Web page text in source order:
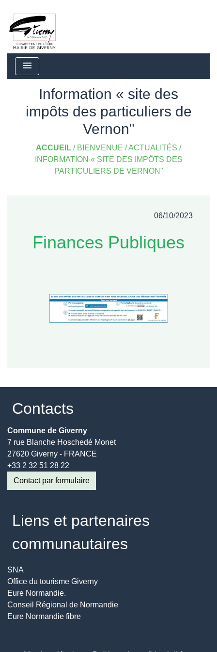
menu
Information « site des
impôts des particuliers de
Vernon"
ACCUEIL / BIENVENUE /ACTUALITÉS /
INFORMATION « SITE DES IMPÔTS DES
PARTICULIERS DE VERNON"
06/10/2023
Finances Publiques
Contacts
Commune de Giverny
7 rue Blanche Hoschedé Monet
27620 Giverny - FRANCE
+33 2 32 51 28 22
Contact par formulaire
Liens et partenaires
communautaires
SNA
Office du tourisme Giverny
Eure Normandie.
Conseil Régional de Normandie
Eure Normandie fibre